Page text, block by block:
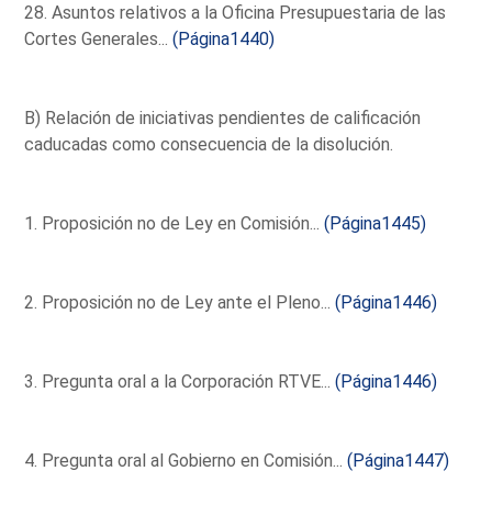
28. Asuntos relativos a la Oficina Presupuestaria de las
Cortes Generales...(Página1440)
B) Relación de iniciativas pendientes de calificación
caducadas como consecuencia de la disolución.
1. Proposición no de Ley en Comisión...(Página1445)
2. Proposición no de Ley ante el Pleno...(Página1446)
3. Pregunta oral a la Corporación RTVE...(Página1446)
4. Pregunta oral al Gobierno en Comisión...(Página1447)